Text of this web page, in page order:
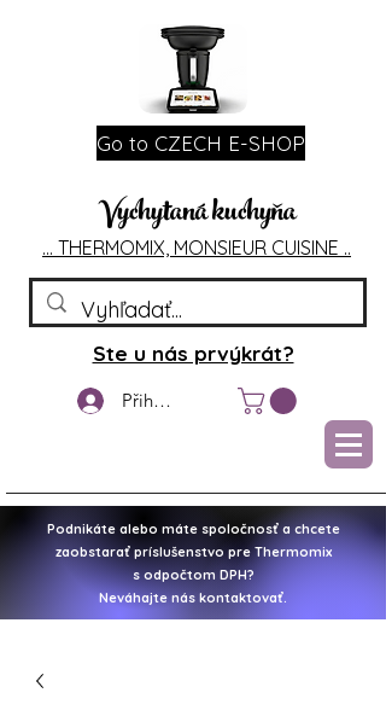
Vychytaná kuchyňa
... THERMOMIX, MONSIEUR CUISINE ..
Přihlášení
Go to CZECH E-SHOP
Ste u nás prvýkrát?
Podnikáte alebo máte spoločnosť a chcete
zaobstarať príslušenstvo pre Thermomix
s odpočtom DPH?
Neváhajte nás kontaktovať.